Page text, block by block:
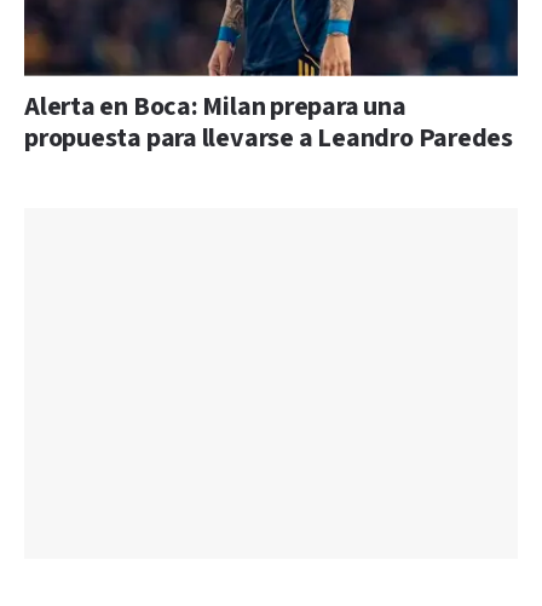
Alerta en Boca: Milan prepara una
propuesta para llevarse a Leandro Paredes